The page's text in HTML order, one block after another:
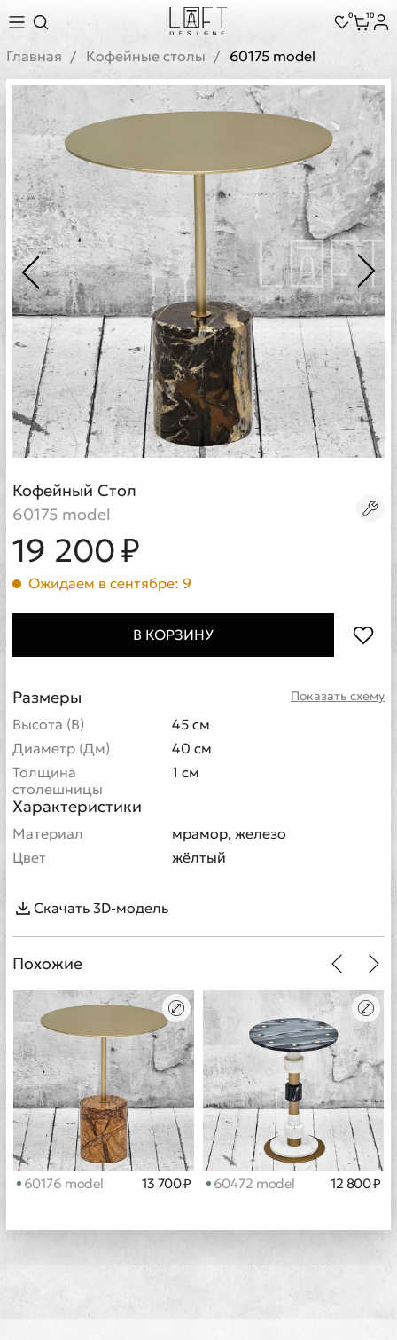
0 10
Главная Кофейные столы 60175 model
Кофейный Стол
60175 model
19 200 ₽
Ожидаем в сентябре: 9
В КОРЗИНУ
Показать схему
Размеры
Высота (В)
45 см
Диаметр (Дм)
40 см
Толщина
столешницы
1 см
Характеристики
Материал
мрамор, железо
Цвет
жёлтый
Скачать 3D-модель
Похожие
60176 model 13 700 ₽ 60472 model 12 800 ₽